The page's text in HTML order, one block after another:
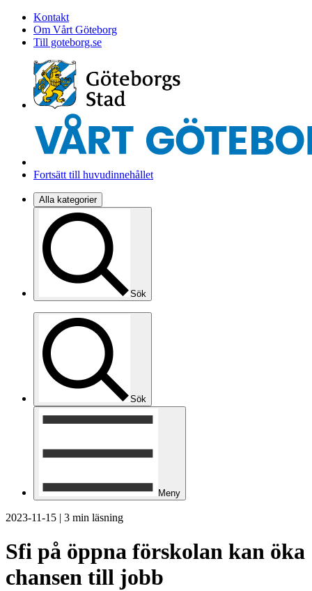
Kontakt
Om Vårt Göteborg
Till goteborg.se
Fortsätt till huvudinnehållet
Alla kategorier
Sök
Sök
Meny
2023-11-15 | 3 min läsning
Sfi på öppna förskolan kan öka
chansen till jobb